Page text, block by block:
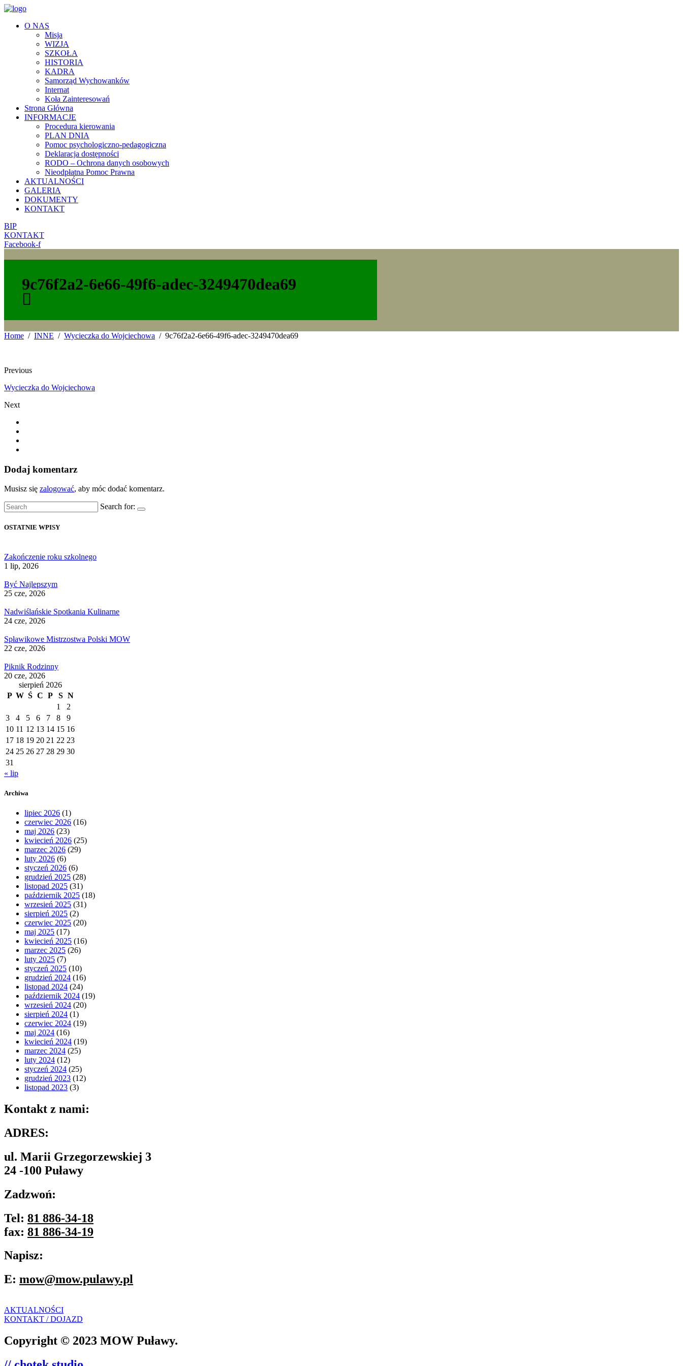
O NAS
Misja
WIZJA
SZKOŁA
HISTORIA
KADRA
Samorząd Wychowanków
Internat
Koła Zainteresowań
Strona Główna
INFORMACJE
Procedura kierowania
PLAN DNIA
Pomoc psychologiczno-pedagogiczna
Deklaracja dostępności
RODO – Ochrona danych osobowych
Nieodpłatna Pomoc Prawna
AKTUALNOŚCI
GALERIA
DOKUMENTY
KONTAKT
BIP
KONTAKT
Facebook-f
9c76f2a2-6e66-49f6-adec-3249470dea69
Home INNE Wycieczka do Wojciechowa 9c76f2a2-6e66-49f6-adec-3249470dea69
Previous
Wycieczka do Wojciechowa
Next
Dodaj komentarz
Musisz się zalogować, aby móc dodać komentarz.
Search for:
OSTATNIE WPISY
Zakończenie roku szkolnego
1 lip, 2026
Być Najlepszym
25 cze, 2026
Nadwiślańskie Spotkania Kulinarne
24 cze, 2026
Spławikowe Mistrzostwa Polski MOW
22 cze, 2026
Piknik Rodzinny
20 cze, 2026
sierpień 2026
P W Ś C P S N
1
2
3
4 5 6 7 8
9
10 11 12 13 14 15 16
17 18 19 20 21 22 23
24 25 26 27 28 29 30
31
« lip
Archiwa
lipiec 2026 (1)
czerwiec 2026 (16)
maj 2026 (23)
kwiecień 2026 (25)
marzec 2026 (29)
luty 2026 (6)
styczeń 2026 (6)
grudzień 2025 (28)
listopad 2025 (31)
październik 2025 (18)
wrzesień 2025 (31)
sierpień 2025 (2)
czerwiec 2025 (20)
maj 2025 (17)
kwiecień 2025 (16)
marzec 2025 (26)
luty 2025 (7)
styczeń 2025 (10)
grudzień 2024 (16)
listopad 2024 (24)
październik 2024 (19)
wrzesień 2024 (20)
sierpień 2024 (1)
czerwiec 2024 (19)
maj 2024 (16)
kwiecień 2024 (19)
marzec 2024 (25)
luty 2024 (12)
styczeń 2024 (25)
grudzień 2023 (12)
listopad 2023 (3)
Kontakt z nami:
ADRES:
ul. Marii Grzegorzewskiej 3
24 -100 Puławy
Zadzwoń:
Tel: 81 886-34-18
fax: 81 886-34-19
Napisz:
E: mow@mow.pulawy.pl
AKTUALNOŚCI
KONTAKT / DOJAZD
Copyright © 2023 MOW Puławy.